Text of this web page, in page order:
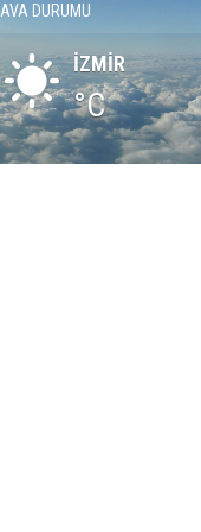
DURUMU
İZMİR
°C